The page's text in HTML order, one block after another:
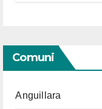
Comuni
Anguillara